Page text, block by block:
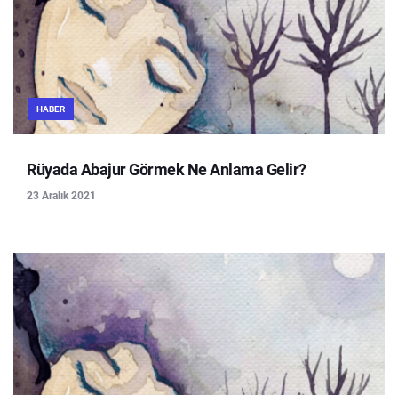
HABER
Rüyada Abajur Görmek Ne Anlama Gelir?
23 Aralık 2021